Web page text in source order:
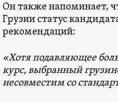
Он также напоминает,
Грузии статус
рекомендаций:
«Хотя подавляющее
курс, выбранный
несовместим со